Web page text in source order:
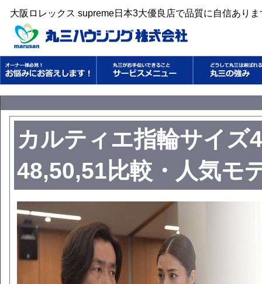
大阪ロレックス supreme日本3大優良店で品質に自信ありま
カルティエ指輪サイズ
48,50,51比較・人気モ